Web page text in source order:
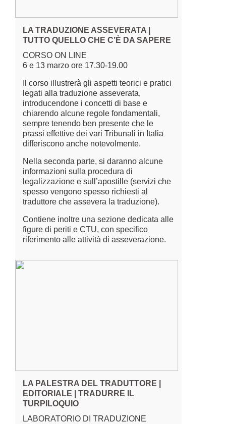
LA TRADUZIONE ASSEVERATA |
TUTTO QUELLO CHE C’È DA SAPERE
CORSO ON LINE
6 e 13 marzo ore 17.30-19.00
Il corso illustrerà gli aspetti teorici e pratici
legati alla traduzione asseverata,
introducendone i concetti di base e
chiarendo alcune regole fondamentali,
sempre tenendo ben presente che le
prassi effettive dei vari Tribunali in Italia
differiscono anche notevolmente.
Nella seconda parte, si daranno alcune
informazioni sulla procedura di
legalizzazione e sull’apostille (servizi che
spesso vengono spesso richiesti al
traduttore che assevera la traduzione).
Contiene inoltre una sezione dedicata alle
figure di periti e CTU, con specifico
riferimento alle attività di asseverazione.
LA PALESTRA DEL TRADUTTORE |
EDITORIALE | TRADURRE IL
TURPILOQUIO
LABORATORIO DI TRADUZIONE